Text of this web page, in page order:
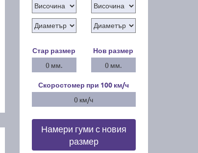
Стар размер
0 мм.
Нов размер
0 мм.
Скоростомер при 100 км/ч
0 км/ч
Намери гуми с новия
размер